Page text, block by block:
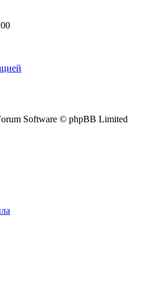
Software © phpBB Limited